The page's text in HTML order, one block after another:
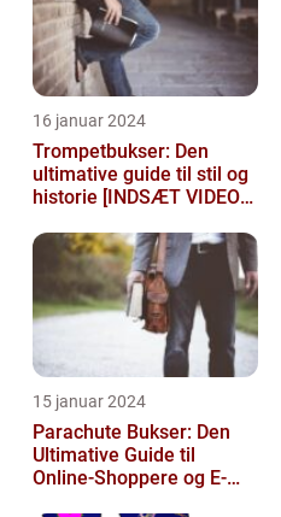
16 januar 2024
Trompetbukser: Den
ultimative guide til stil og
historie [INDSÆT VIDEO
15 januar 2024
Parachute Bukser: Den
Ultimative Guide til
Online-Shoppere og E-